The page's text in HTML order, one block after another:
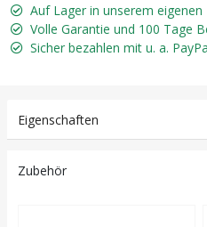
Auf Lager in unserem eigenen
Volle Garantie und 100 Tage
Sicher bezahlen mit u. a.
Eigenschaften
Zubehör